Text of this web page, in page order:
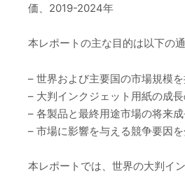
価、2019-2024年
本レポートの主な目的は以下の
– 世界および主要国の市場規模
– 大判インクジェット用紙の成
– 各製品と最終用途市場の将来
– 市場に影響を与える競争要因
本レポートでは、世界の大判イ